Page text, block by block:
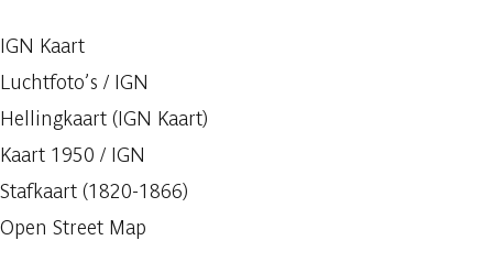
IGN Kaart
Luchtfoto’s / IGN
Hellingkaart (IGN Kaart)
Kaart 1950 / IGN
Stafkaart (1820-1866)
Open Street Map